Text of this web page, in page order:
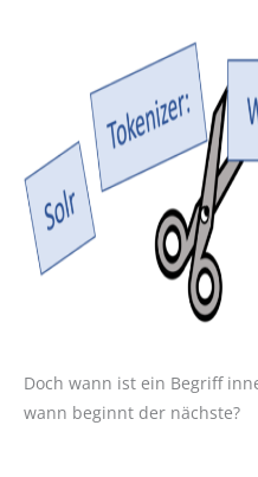
Doch wann ist ein Begriff
wann beginnt der nächste?